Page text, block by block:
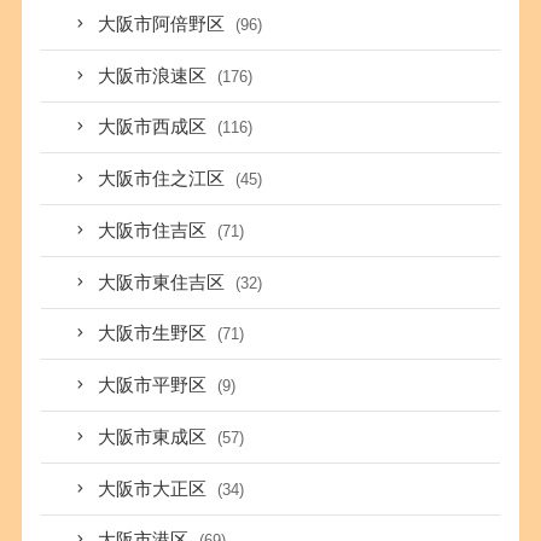
大阪市阿倍野区 (96)
大阪市浪速区 (176)
大阪市西成区 (116)
大阪市住之江区 (45)
大阪市住吉区 (71)
大阪市東住吉区 (32)
大阪市生野区 (71)
大阪市平野区 (9)
大阪市東成区 (57)
大阪市大正区 (34)